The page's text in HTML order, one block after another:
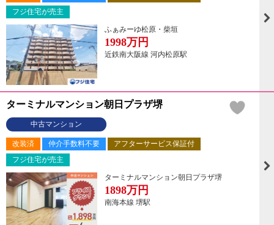
フジ住宅が売主
ふぁみーゆ松原・柴垣
1998万円
近鉄南大阪線 河内松原駅
ターミナルマンション朝日プラザ堺
中古マンション
改装済 仲介手数料不要
アフターサービス保証付
フジ住宅が売主
ターミナルマンション朝日プラザ堺
1898万円
南海本線 堺駅